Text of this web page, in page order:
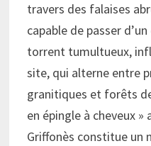
travers des falaises
capable de passer
torrent tumultueux,
site, qui alterne entre
granitiques et forêts
en épingle à cheveux
Griffonès constitue un